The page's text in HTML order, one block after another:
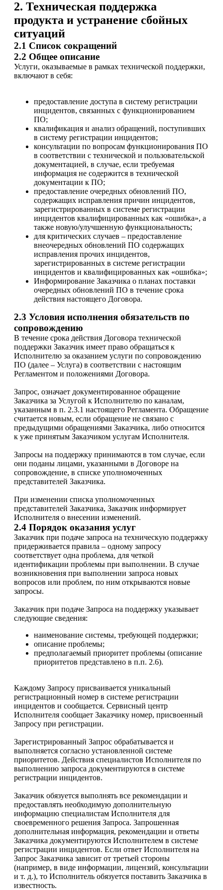
2. Техническая поддержка
продукта и устранение сбойных
ситуаций
2.1 Список сокращений
2.2 Общее описание
Услуги, оказываемые в рамках технической поддержки,
включают в себя:
предоставление доступа в систему регистрации
инцидентов, связанных с функционированием
ПО;
квалификация и анализ обращений, поступивших
в систему регистрации инцидентов;
консультации по вопросам функционирования ПО
в соответствии с технической и пользовательской
документацией, в случае, если требуемая
информация не содержится в технической
документации к ПО;
предоставление очередных обновлений ПО,
содержащих исправления причин инцидентов,
зарегистрированных в системе регистрации
инцидентов квалифицированных как «ошибка», а
также новую/улучшенную функциональность;
для критических случаев – предоставление
внеочередных обновлений ПО содержащих
исправления прочих инцидентов,
зарегистрированных в системе регистрации
инцидентов и квалифицированных как «ошибка»;
Информирование Заказчика о планах поставки
очередных обновлений ПО в течение срока
действия настоящего Договора.
2.3 Условия исполнения обязательств по
сопровождению
В течение срока действия Договора технической
поддержки Заказчик имеет право обращаться к
Исполнителю за оказанием услуги по сопровождению
ПО (далее – Услуга) в соответствии с настоящим
Регламентом и положениями Договора.
Запрос, означает документированное обращение
Заказчика за Услугой к Исполнителю по каналам,
указанным в п. 2.3.1 настоящего Регламента. Обращение
считается новым, если обращение не связано с
предыдущими обращениями Заказчика, либо относится
к уже принятым Заказчиком услугам Исполнителя.
Запросы на поддержку принимаются в том случае, если
они поданы лицами, указанными в Договоре на
сопровождение, в списке уполномоченных
представителей Заказчика.
При изменении списка уполномоченных
представителей Заказчика, Заказчик информирует
Исполнителя о внесении изменений.
2.4 Порядок оказания услуг
Заказчик при подаче запроса на техническую поддержку
придерживается правила – одному запросу
соответствует одна проблема, для четкой
идентификации проблемы при выполнении. В случае
возникновения при выполнении запроса новых
вопросов или проблем, по ним открываются новые
запросы.
Заказчик при подаче Запроса на поддержку указывает
следующие сведения:
наименование системы, требующей поддержки;
описание проблемы;
предполагаемый приоритет проблемы (описание
приоритетов представлено в п.п. 2.6).
Каждому Запросу присваивается уникальный
регистрационный номер в системе регистрации
инцидентов и сообщается. Сервисный центр
Исполнителя сообщает Заказчику номер, присвоенный
Запросу при регистрации.
Зарегистрированный Запрос обрабатывается и
выполняется согласно установленной системе
приоритетов. Действия специалистов Исполнителя по
выполнению запроса документируются в системе
регистрации инцидентов.
Заказчик обязуется выполнять все рекомендации и
предоставлять необходимую дополнительную
информацию специалистам Исполнителя для
своевременного решения Запроса. Запрошенная
дополнительная информация, рекомендации и ответы
Заказчика документируются Исполнителем в системе
регистрации инцидентов. Если ответ Исполнителя на
Запрос Заказчика зависит от третьей стороны
(например, в виде информации, лицензий, консультации
и т. д.), то Исполнитель обязуется поставить Заказчика в
известность.